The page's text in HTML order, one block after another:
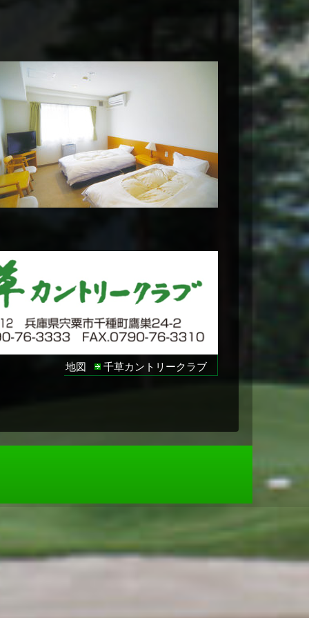
地図 千草カントリークラブ